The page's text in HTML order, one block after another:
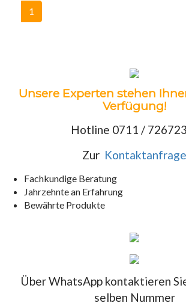
1
Unsere Experten stehen
Verfügung!
Hotline 0711 /
Zur Kontaktanfrage
Fachkundige Beratung
Jahrzehnte an Erfahrung
Bewährte Produkte
Über WhatsApp kontaktieren
selben Nummer